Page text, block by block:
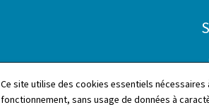
Ce site utilise des cookies essentiels nécessaires
fonctionnement, sans usage de données à